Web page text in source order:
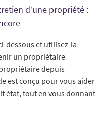
d’une propriété :
dessous et utilisez-la
un propriétaire
depuis
est conçu pour vous aider
état, tout en vous donnant